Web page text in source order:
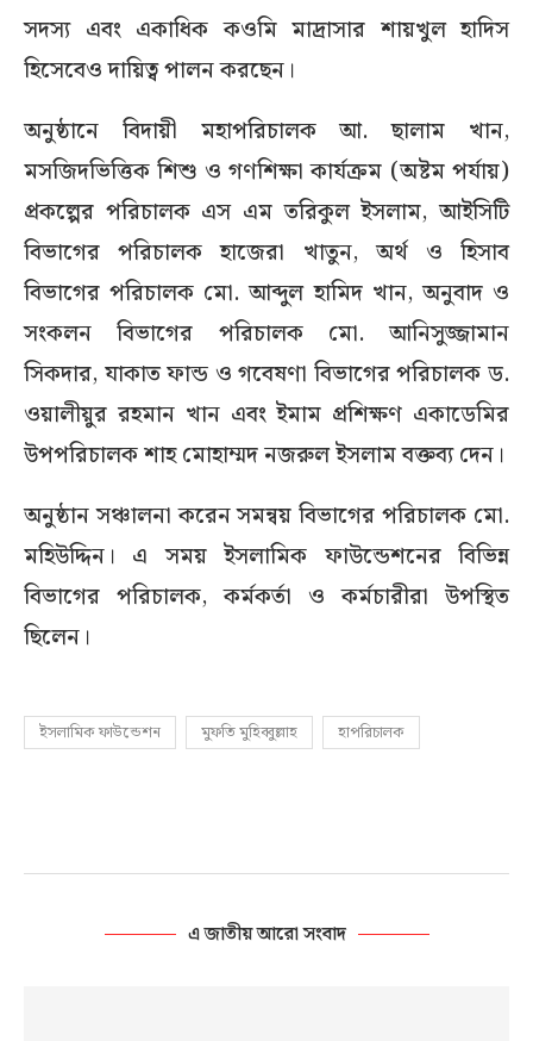
সদস্য এবং একাধিক কওমি মাদ্রাসার শায়খুল হাদিস
হিসেবেও দায়িত্ব পালন করছেন।
অনুষ্ঠানে বিদায়ী মহাপরিচালক আ. ছালাম খান,
মসজিদভিত্তিক শিশু ও গণশিক্ষা কার্যক্রম (অষ্টম পর্যায়)
প্রকল্পের পরিচালক এস এম তরিকুল ইসলাম, আইসিটি
বিভাগের পরিচালক হাজেরা খাতুন, অর্থ ও হিসাব
বিভাগের পরিচালক মো. আব্দুল হামিদ খান, অনুবাদ ও
সংকলন বিভাগের পরিচালক মো. আনিসুজ্জামান
সিকদার, যাকাত ফান্ড ও গবেষণা বিভাগের পরিচালক ড.
ওয়ালীয়ুর রহমান খান এবং ইমাম প্রশিক্ষণ একাডেমির
উপপরিচালক শাহ মোহাম্মদ নজরুল ইসলাম বক্তব্য দেন।
অনুষ্ঠান সঞ্চালনা করেন সমন্বয় বিভাগের পরিচালক মো.
মহিউদ্দিন। এ সময় ইসলামিক ফাউন্ডেশনের বিভিন্ন
বিভাগের পরিচালক, কর্মকর্তা ও কর্মচারীরা উপস্থিত
ছিলেন।
ইসলামিক ফাউন্ডেশন মুফতি মুহিব্বুল্লাহ হাপরিচালক
এ জাতীয় আরো সংবাদ